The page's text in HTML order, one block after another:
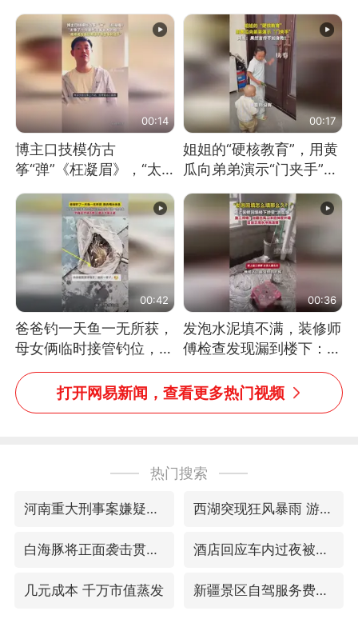
奏感拉满 网友：怎么做
到又舞又武的？
可以不要把我遣返回国”
00:14
博主口技模仿古
筝“弹”《枉凝眉》，“太
像了～你是吃古筝长大的
吗？”“或将成为首位考级
不带古筝的选手。”（来
源：新华每日电讯）
00:17
姐姐的“硬核教育”，用黄
瓜向弟弟演示“门夹手”，
网友：果然言传不如身
教！
00:42
爸爸钓一天鱼一无所获，
母女俩临时接管钓位，用
玩具鱼竿钓上大鱼
00:36
发泡水泥填不满，装修师
傅检查发现漏到楼下：出
风口未延伸到外墙
打开网易新闻，查看更多热门视频
热门搜索
河南重大刑事案嫌疑人落网 西湖突现狂风暴雨 游客瞬间被浇透
白海豚将正面袭击贯穿浙江 酒店回应车内过夜被收150元
几元成本 千万市值蒸发 新疆景区自驾服务费改为按车收费